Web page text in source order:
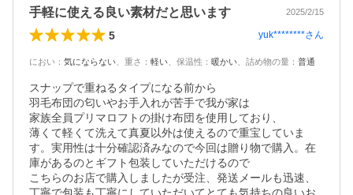
手軽に使える良い素材だと思います 2025/2/15
5 yuk********さん
におい ： 気にならない 重さ ： 軽い 保温性 ： 暖かい 詰め物の量 ： 普通
スナップで重ねるタイプになる前から
羽毛布団の匂いやお手入れが苦手で我が家は
家族全員プリマロフトの掛け布団を使用しており、
薄くて軽くて洗えて真夏以外は使えるので重宝していま
す。実用性は十分確認済みなので今回は贈り物で購入。在
庫があるのとギフト包装していただけるので
こちらのお店で購入しましたが受注、発送メールも迅速、